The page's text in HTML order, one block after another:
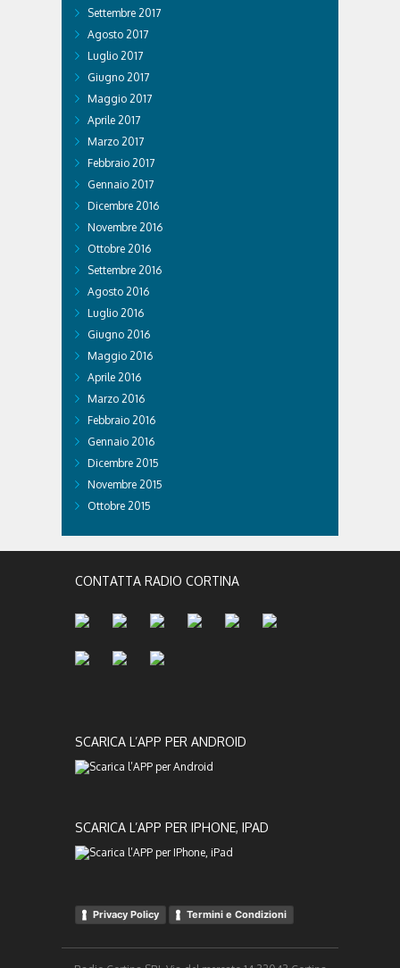
Settembre 2017
Agosto 2017
Luglio 2017
Giugno 2017
Maggio 2017
Aprile 2017
Marzo 2017
Febbraio 2017
Gennaio 2017
Dicembre 2016
Novembre 2016
Ottobre 2016
Settembre 2016
Agosto 2016
Luglio 2016
Giugno 2016
Maggio 2016
Aprile 2016
Marzo 2016
Febbraio 2016
Gennaio 2016
Dicembre 2015
Novembre 2015
Ottobre 2015
CONTATTA RADIO CORTINA
SCARICA L’APP PER ANDROID
SCARICA L’APP PER IPHONE, IPAD
Privacy Policy Termini e Condizioni